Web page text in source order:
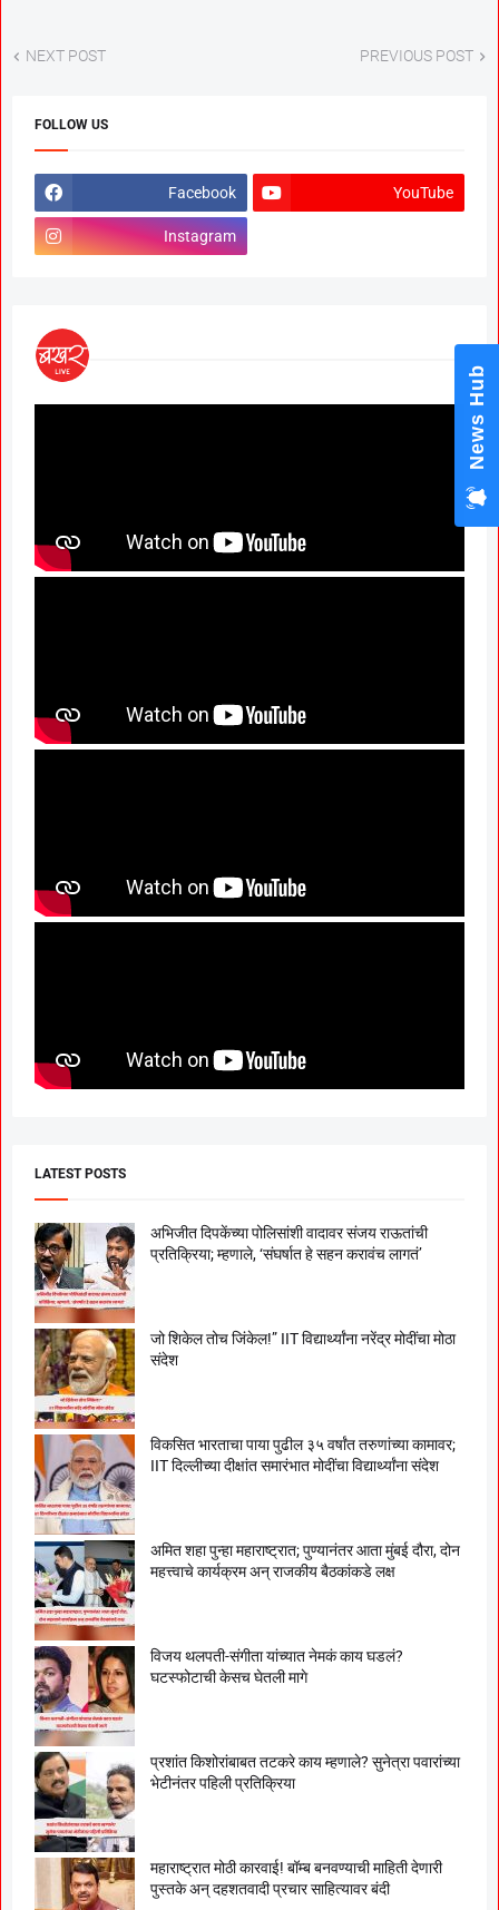
NEXT POST PREVIOUS POST
FOLLOW US
Facebook YouTube
Instagram
LATEST POSTS
अभिजीत दिपकेंच्या पोलिसांशी वादावर संजय राऊतांची
प्रतिक्रिया; म्हणाले, ‘संघर्षात हे सहन करावंच लागतं’
जो शिकेल तोच जिंकेल!” IIT विद्यार्थ्यांना नरेंद्र मोदींचा मोठा
संदेश
विकसित भारताचा पाया पुढील ३५ वर्षांत तरुणांच्या कामावर;
IIT दिल्लीच्या दीक्षांत समारंभात मोदींचा विद्यार्थ्यांना संदेश
अमित शहा पुन्हा महाराष्ट्रात; पुण्यानंतर आता मुंबई दौरा, दोन
महत्त्वाचे कार्यक्रम अन् राजकीय बैठकांकडे लक्ष
विजय थलपती-संगीता यांच्यात नेमकं काय घडलं?
घटस्फोटाची केसच घेतली मागे
प्रशांत किशोरांबाबत तटकरे काय म्हणाले? सुनेत्रा पवारांच्या
भेटीनंतर पहिली प्रतिक्रिया
महाराष्ट्रात मोठी कारवाई! बॉम्ब बनवण्याची माहिती देणारी
पुस्तके अन् दहशतवादी प्रचार साहित्यावर बंदी
News Hub